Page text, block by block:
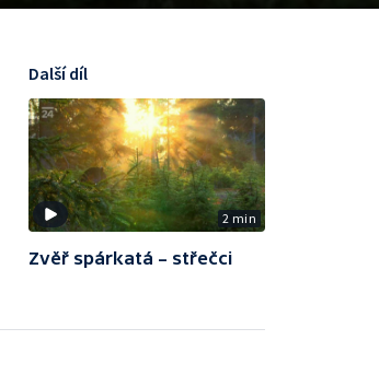
2 min
Další díl
Zvěř spárkatá – střečci